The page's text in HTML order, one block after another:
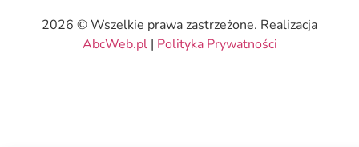
2026 © Wszelkie prawa zastrzeżone. Realizacja
AbcWeb.pl| Polityka Prywatności